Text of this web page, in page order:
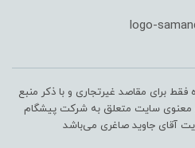
فقط برای مقاصد غیرتجاری و با ذکر منبع
معنوی سایت متعلق به شرکت پیشگام
آقای جاوید صاغری می‌باشد